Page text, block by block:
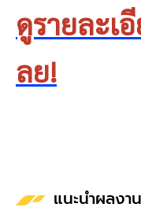
ดูรายละเ
ลย!
แนะนำผลง